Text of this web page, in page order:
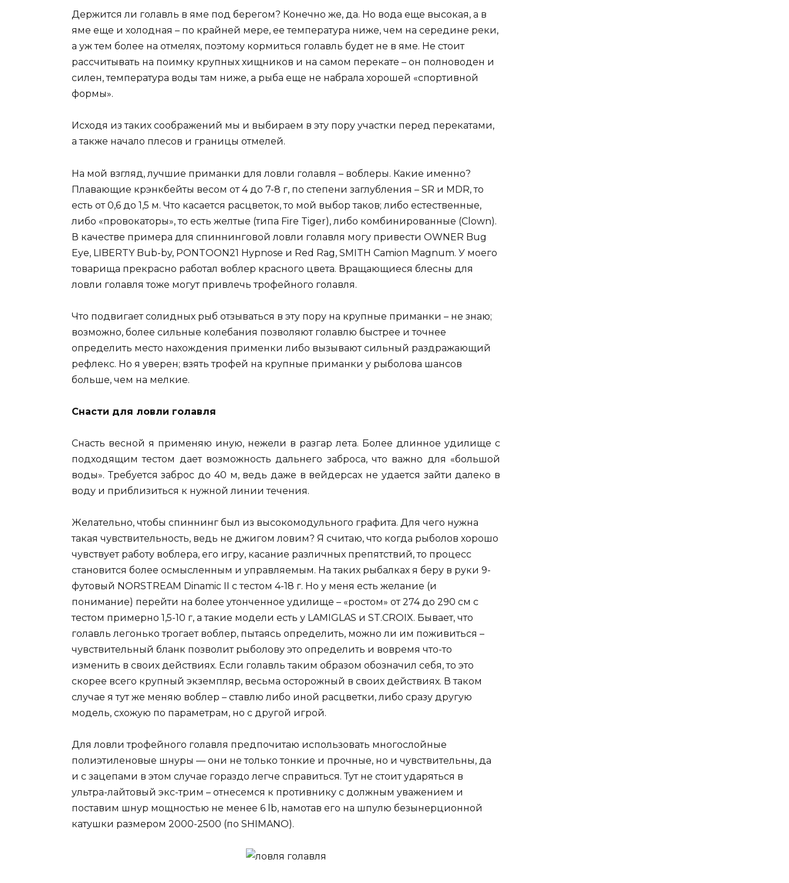
Держится ли голавль в яме под берегом? Конечно же, да. Но вода еще высокая, а в
яме еще и холодная – по крайней мере, ее температура ниже, чем на середине реки,
а уж тем более на отмелях, поэтому кормиться голавль будет не в яме. Не стоит
рассчитывать на поимку крупных хищников и на самом перекате – он полноводен и
силен, температура воды там ниже, а рыба еще не набрала хорошей «спортивной
формы».
Исходя из таких соображений мы и выбираем в эту пору участки перед перекатами,
а также начало плесов и границы отмелей.
На мой взгляд, лучшие приманки для ловли голавля – воблеры. Какие именно?
Плавающие крэнкбейты весом от 4 до 7-8 г, по степени заглубления – SR и MDR, то
есть от 0,6 до 1,5 м. Что касается расцветок, то мой выбор таков; либо естественные,
либо «провокаторы», то есть желтые (типа Fire Tiger), либо комбинированные (Clown).
В качестве примера для спиннинговой ловли голавля могу привести OWNER Bug
Eye, LIBERTY Bub-by, PONTOON21 Hypnose и Red Rag, SMITH Camion Magnum. У моего
товарища прекрасно работал воблер красного цвета. Вращающиеся блесны для
ловли голавля тоже могут привлечь трофейного голавля.
Что подвигает солидных рыб отзываться в эту пору на крупные приманки – не знаю;
возможно, более сильные колебания позволяют голавлю быстрее и точнее
определить место нахождения применки либо вызывают сильный раздражающий
рефлекс. Но я уверен; взять трофей на крупные приманки у рыболова шансов
больше, чем на мелкие.
Снасти для ловли голавля
Снасть весной я применяю иную, нежели в разгар лета. Более длинное удилище с
подходящим тестом дает возможность дальнего заброса, что важно для «большой
воды». Требуется заброс до 40 м, ведь даже в вейдерсах не удается зайти далеко в
воду и приблизиться к нужной линии течения.
Желательно, чтобы спиннинг был из высокомодульного графита. Для чего нужна
такая чувствительность, ведь не джигом ловим? Я считаю, что когда рыболов хорошо
чувствует работу воблера, его игру, касание различных препятствий, то процесс
становится более осмысленным и управляемым. На таких рыбалках я беру в руки 9-
футовый NORSTREAM Dinamic II с тестом 4-18 г. Но у меня есть желание (и
понимание) перейти на более утонченное удилище – «ростом» от 274 до 290 см с
тестом примерно 1,5-10 г, а такие модели есть у LAMIGLAS и ST.CROIX. Бывает, что
голавль легонько трогает воблер, пытаясь определить, можно ли им поживиться –
чувствительный бланк позволит рыболову это определить и вовремя что-то
изменить в своих действиях. Если голавль таким образом обозначил себя, то это
скорее всего крупный экземпляр, весьма осторожный в своих действиях. В таком
случае я тут же меняю воблер – ставлю либо иной расцветки, либо сразу другую
модель, схожую по параметрам, но с другой игрой.
Для ловли трофейного голавля предпочитаю использовать многослойные
полиэтиленовые шнуры — они не только тонкие и прочные, но и чувствительны, да
и с зацепами в этом случае гораздо легче справиться. Тут не стоит ударяться в
ультра-лайтовый экс-трим – отнесемся к противнику с должным уважением и
поставим шнур мощностью не менее 6 lb, намотав его на шпулю безынерционной
катушки размером 2000-2500 (по SHIMANO).